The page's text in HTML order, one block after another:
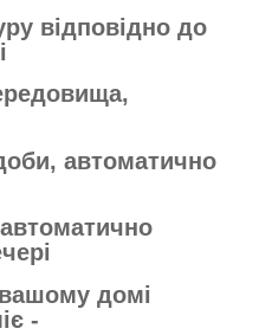
відповідно до
автоматично
вашому домі
-